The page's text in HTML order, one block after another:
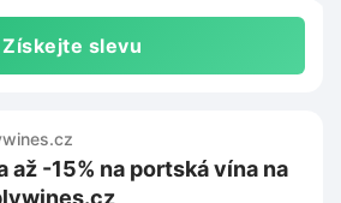
Získejte slevu
až -15% na portská vína na